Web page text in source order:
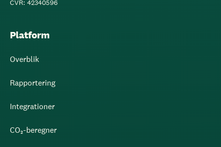
CVR: 42340596
Platform
Overblik
Rapportering
Integrationer
CO₂-beregner